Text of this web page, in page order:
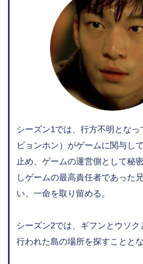
シーズン1では、行方不明となっ
ビョンホン）がゲームに関与し
止め、ゲームの運営側として秘
しゲームの最高責任者であった
い、一命を取り留める。
シーズン2では、ギフンとウソ
行われた島の場所を探すこととな